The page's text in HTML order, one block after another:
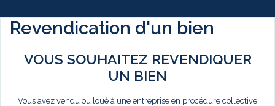
Revendication d'un bien
VOUS SOUHAITEZ REVENDIQUER
UN BIEN
Vous avez vendu ou loué à une entreprise en procédure collective